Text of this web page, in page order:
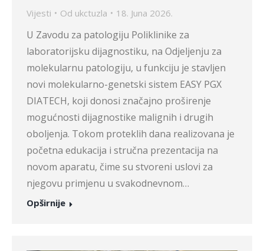
Vijesti Od ukctuzla 18. Juna 2026.
U Zavodu za patologiju Poliklinike za
laboratorijsku dijagnostiku, na Odjeljenju za
molekularnu patologiju, u funkciju je stavljen
novi molekularno-genetski sistem EASY PGX
DIATECH, koji donosi značajno proširenje
mogućnosti dijagnostike malignih i drugih
oboljenja. Tokom proteklih dana realizovana je
početna edukacija i stručna prezentacija na
novom aparatu, čime su stvoreni uslovi za
njegovu primjenu u svakodnevnom…
Opširnije